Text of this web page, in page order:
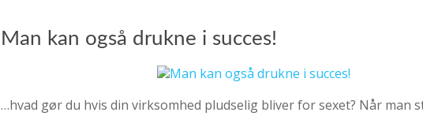
Man kan også drukne i succes!
…hvad gør du hvis din virksomhed pludselig bliver for sexet? Når man